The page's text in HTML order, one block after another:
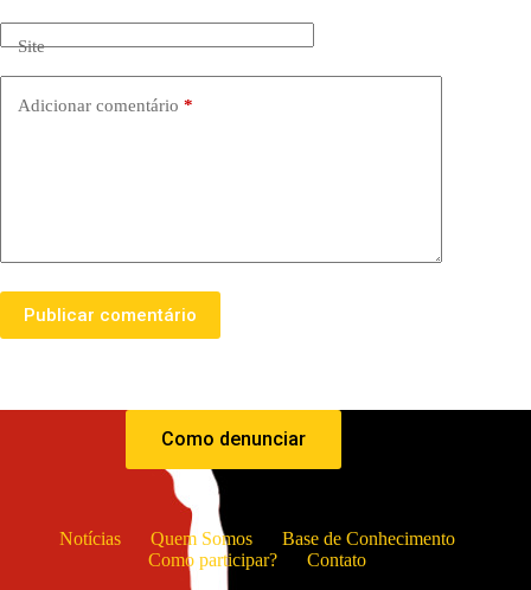
Site
Adicionar comentário *
Publicar comentário
Como denunciar
Notícias Quem Somos
Base de Conhecimento
Como participar?
Contato